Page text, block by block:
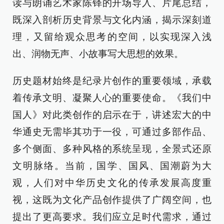
读与朗诵艺术家陈铎的开场导入、片尾总结，
既深入剖析历史背景与文化内涵，揭示深刻道
理，又留给观众思考的空间，以实现深入浅
出、润物无声、小故事写大思想的效果。
历史题材始终是纪录片创作的重要领域，承载
着传承文明、凝聚人心的重要使命。《我们中
国人》对此类创作的启示在于，讲述宏大的中
华通史无需毕其功于一役，可通过多部作品、
多个侧面、多种风格的系统呈现，全景式还原
文明脉络。当前，国学、国风、国潮蔚为大
观，人们对中华历史文化的传承发展高度重
视，这既为文化产品创作提供了广阔空间，也
提出了更高要求。我们应立足时代需求，通过